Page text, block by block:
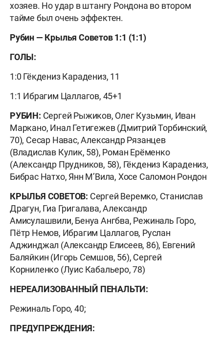
хозяев. Но удар в штангу Рондона во втором
тайме был очень эффектен.
Рубин — Крылья Советов 1:1 (1:1)
ГОЛЫ:
1:0 Гёкдениз Карадениз, 11
1:1 Ибрагим Цаллагов, 45+1
РУБИН: Сергей Рыжиков, Олег Кузьмин, Иван
Маркано, Инал Гетигежев (Дмитрий Торбинский,
70), Сесар Навас, Александр Рязанцев
(Владислав Кулик, 58), Роман Ерёменко
(Александр Прудников, 58), Гёкдениз Карадениз,
Бибрас Натхо, Янн М’Вила, Хосе Саломон Рондон
КРЫЛЬЯ СОВЕТОВ: Сергей Веремко, Станислав
Драгун, Гиа Григалава, Александр
Амисулашвили, Бенуа Ангбва, Режиналь Горо,
Пётр Немов, Ибрагим Цаллагов, Руслан
Аджинджал (Александр Елисеев, 86), Евгений
Баляйкин (Игорь Семшов, 56), Сергей
Корниленко (Луис Кабальеро, 78)
НЕРЕАЛИЗОВАННЫЙ ПЕНАЛЬТИ:
Режиналь Горо, 40;
ПРЕДУПРЕЖДЕНИЯ: